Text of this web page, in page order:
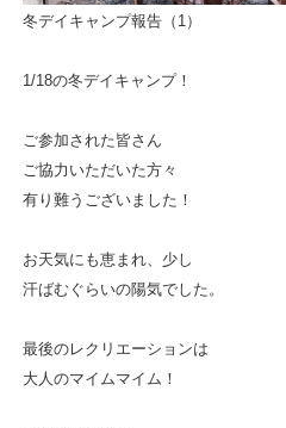
冬デイキャンプ報告（1）
1/18の冬デイキャンプ！
ご参加された皆さん
ご協力いただいた方々
有り難うございました！
お天気にも恵まれ、少し
汗ばむぐらいの陽気でした。
最後のレクリエーションは
大人のマイムマイム！